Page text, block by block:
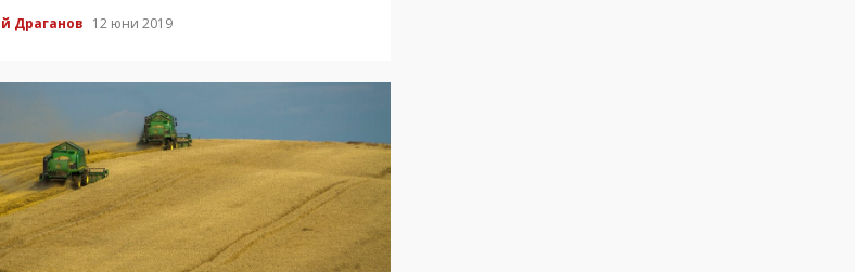
Драганов 12 юни 2019